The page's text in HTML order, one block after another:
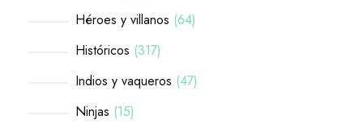
Héroes y villanos 64
Históricos 317
Indios y vaqueros 47
Ninjas 15